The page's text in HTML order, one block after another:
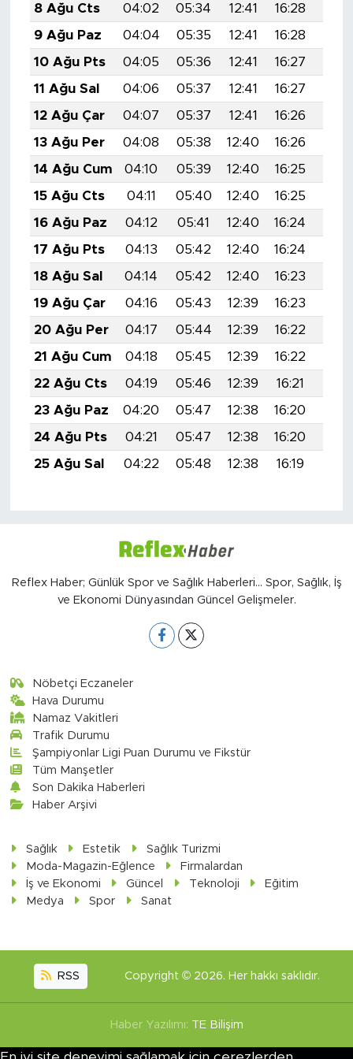
8 Ağu Cts
04:02 05:34 12:41 16:28
9 Ağu Paz
04:04 05:35 12:41 16:28
10 Ağu Pts
04:05 05:36 12:41 16:27
11 Ağu Sal
04:06 05:37 12:41 16:27
12 Ağu Çar
04:07 05:37 12:41 16:26
13 Ağu Per
04:08 05:38 12:40 16:26
14 Ağu Cum
04:10 05:39 12:40 16:25
15 Ağu Cts
04:11 05:40 12:40 16:25
16 Ağu Paz
04:12 05:41 12:40 16:24
17 Ağu Pts
04:13 05:42 12:40 16:24
18 Ağu Sal
04:14 05:42 12:40 16:23
19 Ağu Çar
04:16 05:43 12:39 16:23
20 Ağu Per
04:17 05:44 12:39 16:22
21 Ağu Cum
04:18 05:45 12:39 16:22
22 Ağu Cts
04:19 05:46 12:39 16:21
23 Ağu Paz
04:20 05:47 12:38 16:20
24 Ağu Pts
04:21 05:47 12:38 16:20
25 Ağu Sal
04:22 05:48 12:38 16:19
Reflex Haber; Günlük Spor ve Sağlık Haberleri... Spor, Sağlık, İş
ve Ekonomi Dünyasından Güncel Gelişmeler.
Nöbetçi Eczaneler
Hava Durumu
Namaz Vakitleri
Trafik Durumu
Şampiyonlar Ligi Puan Durumu ve Fikstür
Tüm Manşetler
Son Dakika Haberleri
Haber Arşivi
Sağlık Estetik
Sağlık Turizmi
Moda-Magazin-Eğlence
Firmalardan
İş ve Ekonomi
Güncel Teknoloji
Eğitim
Medya
Spor Sanat
RSS Copyright © 2026. Her hakkı saklıdır.
Haber Yazılımı: TE Bilişim